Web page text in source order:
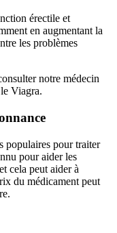
érectile et
en augmentant la
les problèmes
notre médecin
Viagra.
populaires pour traiter
pour aider les
cela peut aider à
du médicament peut